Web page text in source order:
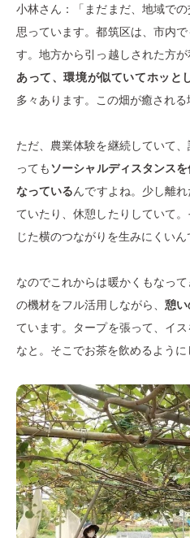
小林さん：「まだまだ、地域で
思っています。都筑区は、市内
す。地方から引っ越しされた方が
あって、環境が似ていてホッと
多々あります。この畑が癒される
ただ、農業体験を継続していて
っても ソーシャルディスタンス
なっているんですよね。少し離
ていたり、休憩したりしていて
じた横のつながりを生みにくいん
なのでこれからは暖かくもなっ
の機材をフル活用しながら、 憩
ています。タープを張って、イ
なと。そこでお茶を飲めるように